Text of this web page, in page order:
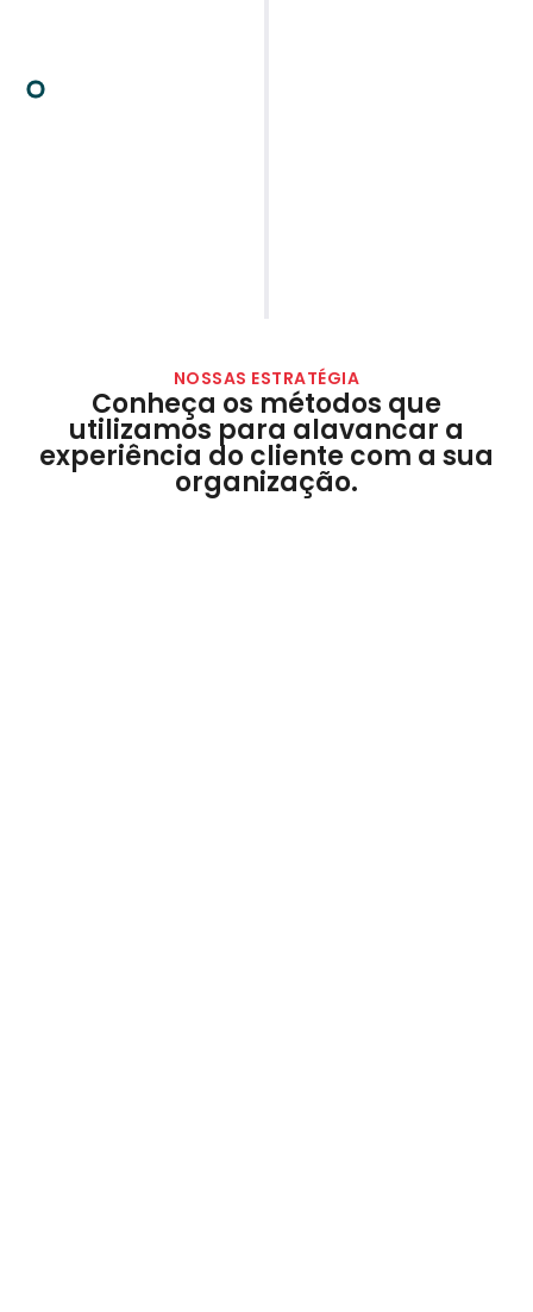
NOSSAS ESTRATÉGIA
Conheça os métodos que
utilizamos para alavancar a
experiência do cliente com a sua
organização.